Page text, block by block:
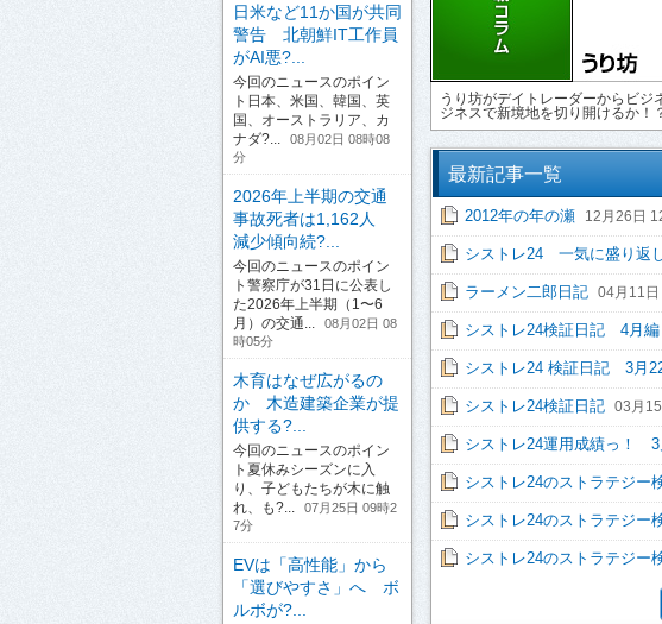
うり坊がデイトレーダーからビ
ジネスで新境地を切り開けるか！
最新記事一覧
2012年の年の瀬 12月26日
シストレ24 一気に盛り返
ラーメン二郎日記 04月11
シストレ24検証日記 4月編
シストレ24 検証日記 3月
シストレ24検証日記 03月
シストレ24運用成績っ！
シストレ24のストラテジー
シストレ24のストラテジー
シストレ24のストラテジー
日米など11か国が共同
警告 北朝鮮IT工作員
がAI悪?...
今回のニュースのポイン
ト日本、米国、韓国、英
国、オーストラリア、カ
ナダ?...
08月02日 08時08
分
2026年上半期の交通
事故死者は1,162人
減少傾向続?...
今回のニュースのポイン
ト警察庁が31日に公表し
た2026年上半期（1〜6
月）の交通...
08月02日 08
時05分
木育はなぜ広がるの
か 木造建築企業が提
供する?...
今回のニュースのポイン
ト夏休みシーズンに入
り、子どもたちが木に触
れ、も?...
07月25日 09時2
7分
EVは「高性能」から
「選びやすさ」へ ボ
ルボが?...